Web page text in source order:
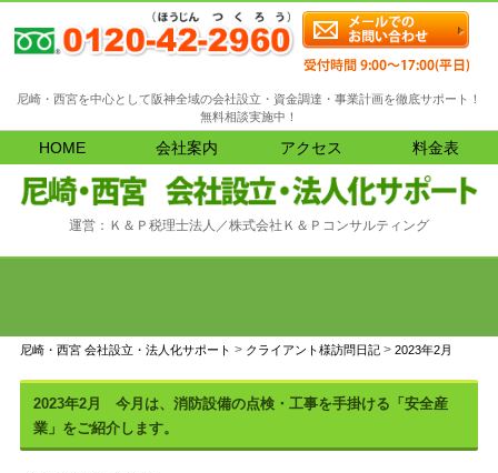
尼崎・西宮を中心として阪神全域の会社設立・資金調達・事業計画を徹底サポート！
無料相談実施中！
HOME 会社案内 アクセス 料金表
運営：Ｋ＆Ｐ税理士法人／株式会社Ｋ＆Ｐコンサルティング
尼崎・西宮 会社設立・法人化サポート > クライアント様訪問日記> 2023年2月
2023年2月 今月は、消防設備の点検・工事を手掛ける「安全産
業」をご紹介します。